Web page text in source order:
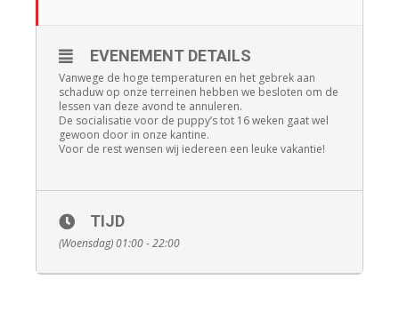
EVENEMENT DETAILS
Vanwege de hoge temperaturen en het gebrek aan
schaduw op onze terreinen hebben we besloten om de
lessen van deze avond te annuleren.
De socialisatie voor de puppy’s tot 16 weken gaat wel
gewoon door in onze kantine.
Voor de rest wensen wij iedereen een leuke vakantie!
TIJD
(Woensdag) 01:00 - 22:00